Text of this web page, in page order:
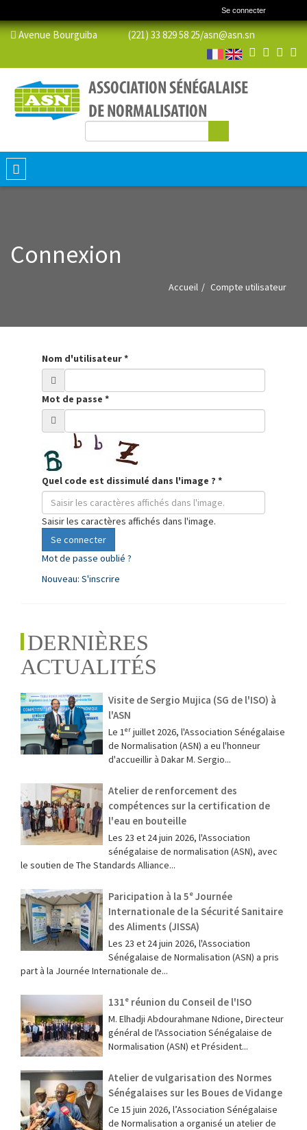
Se connecter
Avenue Bourguiba (221) 33 829 58 25/asn@asn.sn
Formulaire de recherche
Toggle
navigation
Connexion
Accueil Compte utilisateur
Nom d'utilisateur*
Mot de passe *
Quel code est dissimulé dans l'image ? *
Saisir les caractères affichés dans l'image.
Se connecter
Mot de passe oublié ?
Nouveau: S'inscrire
DERNIÈRES
ACTUALITÉS
Visite de Sergio Mujica (SG de l'ISO) à
l'ASN
Le 1ᵉʳ juillet 2026, l'Association Sénégalaise
de Normalisation (ASN) a eu l'honneur
d'accueillir à Dakar M. Sergio...
Atelier de renforcement des
compétences sur la certification de
l'eau en bouteille
Les 23 et 24 juin 2026, l'Association
sénégalaise de normalisation (ASN), avec
le soutien de The Standards Alliance...
Paricipation à la 5ᵉ Journée
Internationale de la Sécurité Sanitaire
des Aliments (JISSA)
‎Les 23 et 24 juin 2026, l'Association
Sénégalaise de Normalisation (ASN) a pris
part à la Journée Internationale de...
131ᵉ réunion du Conseil de l'ISO
M. Elhadji Abdourahmane Ndione, Directeur
général de l'Association Sénégalaise de
Normalisation (ASN) et Président...
Atelier de vulgarisation des Normes
Sénégalaises sur les Boues de Vidange
Ce 15 juin 2026, l’Association Sénégalaise
de Normalisation a organisé un atelier de